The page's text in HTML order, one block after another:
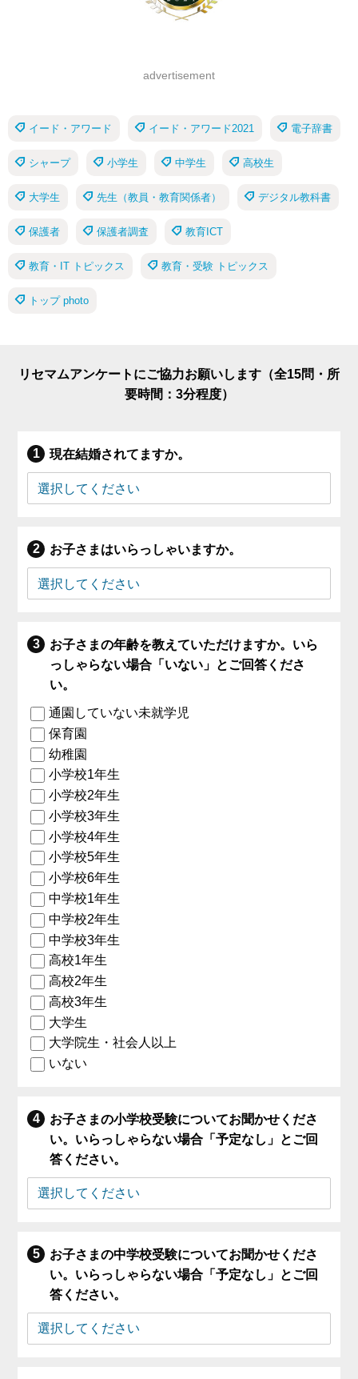
advertisement
イード・アワード イード・アワード2021 電子辞書
シャープ 小学生 中学生 高校生
大学生 先生（教員・教育関係者） デジタル教科書
保護者 保護者調査 教育ICT
教育・IT トピックス 教育・受験 トピックス
トップ photo
リセマムアンケートにご協力お願いします（全15問・所
要時間：3分程度）
現在結婚されてますか。
お子さまはいらっしゃいますか。
お子さまの年齢を教えていただけますか。いら
っしゃらない場合「いない」とご回答くださ
い。
通園していない未就学児
保育園
幼稚園
小学校1年生
小学校2年生
小学校3年生
小学校4年生
小学校5年生
小学校6年生
中学校1年生
中学校2年生
中学校3年生
高校1年生
高校2年生
高校3年生
大学生
大学院生・社会人以上
いない
お子さまの小学校受験についてお聞かせくださ
い。いらっしゃらない場合「予定なし」とご回
答ください。
お子さまの中学校受験についてお聞かせくださ
い。いらっしゃらない場合「予定なし」とご回
答ください。